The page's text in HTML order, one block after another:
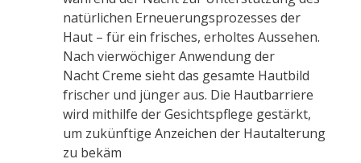
natürlichen Erneuerungsprozesses der
Haut – für ein frisches, erholtes Aussehen.
Nach vierwöchiger Anwendung der
NachtCreme sieht das gesamte Hautbild
frischer und jünger aus. Die Hautbarriere
wird mithilfe der Gesichtspflege gestärkt,
um zukünftige Anzeichen der Hautalterung
zu bekäm